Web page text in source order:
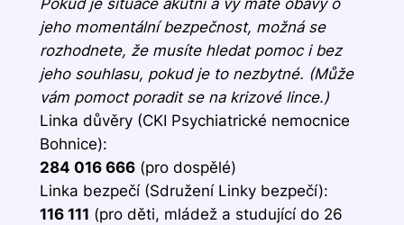
Pokud je situace akutní a vy máte obavy o
jeho momentální bezpečnost, možná se
rozhodnete, že musíte hledat pomoc i bez
jeho souhlasu, pokud je to nezbytné. (Může
vám pomoct poradit se na krizové lince.)
Linka důvěry (CKI Psychiatrické nemocnice
Bohnice):
284 016 666(pro dospělé)
Linka bezpečí (Sdružení Linky bezpečí):
116 111 (pro děti, mládež a studující do 26